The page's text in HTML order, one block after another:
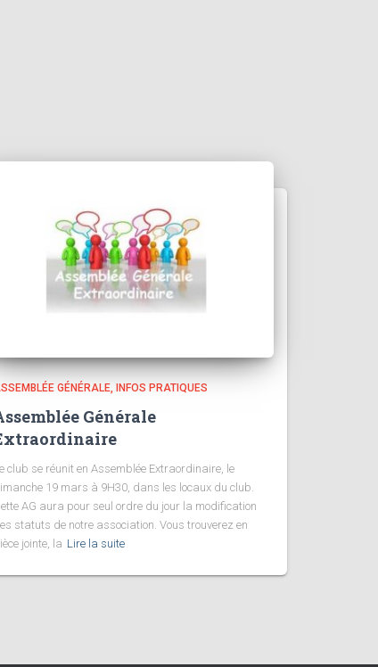
GÉNÉRALE INFOS PRATIQUES
Générale
club se réunit en Assemblée Extraordinaire, le
19 mars à 9H30, dans les locaux du club.
AG aura pour seul ordre du jour la modification
statuts de notre association. Vous trouverez en
jointe, la Lire la suite